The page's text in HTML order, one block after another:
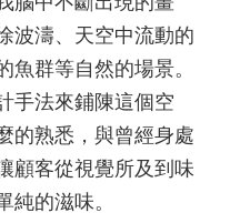
波濤、天空中流動的
魚群等自然的場景。
手法來鋪陳這個空
的熟悉，與曾經身處
顧客從視覺所及到味
純的滋味。